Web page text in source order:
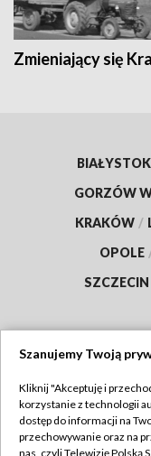
Zmieniający się
BIAŁYSTOK
GORZÓW
KRAKÓW /
OPOLE
SZCZECIN
Abonament TVP
Szanujemy Twoją
Kliknij "Akceptuję i
korzystanie z technologii
dostęp do informacji na
przechowywanie oraz na
nas, czyli Telewizję Polską